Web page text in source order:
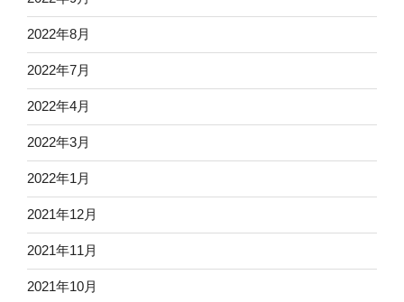
2022年8月
2022年7月
2022年4月
2022年3月
2022年1月
2021年12月
2021年11月
2021年10月